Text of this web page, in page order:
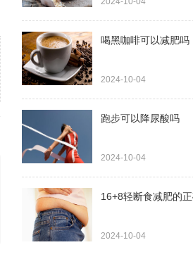
喝黑咖啡可以减肥吗
2024-10-04
跑步可以降尿酸吗
2024-10-04
16+8轻断食减肥的
2024-10-04